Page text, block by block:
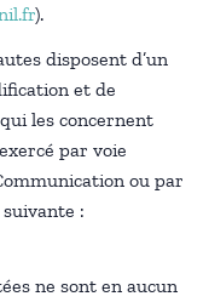
).
disposent d’un
et de
les concernent
par voie
ou par
:
ne sont en aucun